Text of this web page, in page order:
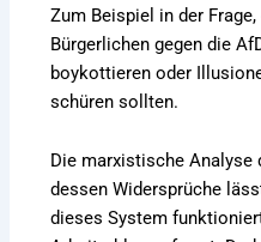
Zum Beispiel in der
Bürgerlichen gegen die
boykottieren oder
schüren sollten.
Die marxistische Analyse
dessen Widersprüche
dieses System